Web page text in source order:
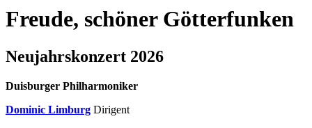
Freude, schöner Götterfunken
Neujahrskonzert 2026
Duisburger Philharmoniker
Dominic Limburg Dirigent